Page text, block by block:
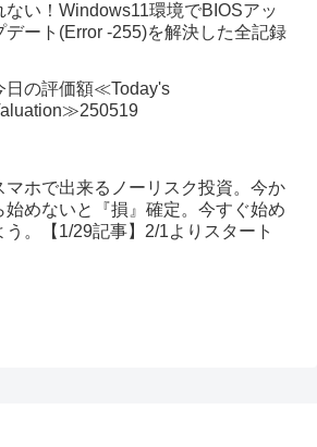
ない！Windows11環境でBIOSアッ
デート(Error -255)を解決した全記録
日の評価額≪Today's
マホで出来るノーリスク投資。今か
始めないと『損』確定。今すぐ始め
う。【1/29記事】2/1よりスタート